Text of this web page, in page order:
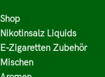
Shop
Nikotinsalz Liquids
E-Zigaretten Zubehör
Mischen